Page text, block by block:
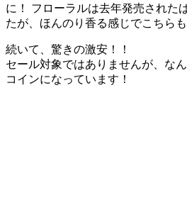
に！ フローラルは去年発売された
たが、ほんのり香る感じでこちらも
続いて、 驚きの激安！！
セール対象ではありませんが、な
コインになっています！